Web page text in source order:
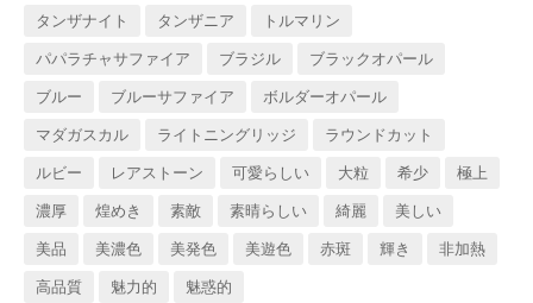
タンザナイト タンザニア
トルマリン
パパラチャサファイア
ブラジル
ブラックオパール
ブルー
ブルーサファイア
ボルダーオパール
マダガスカル
ライトニングリッジ
ラウンドカット
ルビー
レアストーン 可愛らしい 大粒 希少
極上
濃厚
煌めき 素敵 素晴らしい 綺麗
美しい
美品
美濃色 美発色 美遊色 赤斑 輝き
非加熱
高品質
魅力的 魅惑的